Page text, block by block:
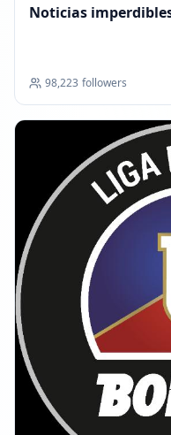
Noticias
98,223 followers